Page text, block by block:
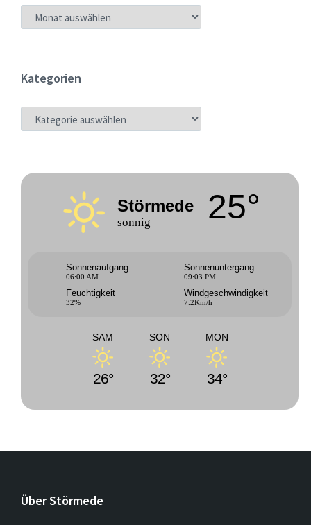
ARCHIV
Kategorien
KATEGORIEN
Störmede
sonnig 25°
Sonnenaufgang
06:00 AM
Sonnenuntergang
09:03 PM
Feuchtigkeit
32%
Windgeschwindigkeit
7.2Km/h
SAM
26°
SON
32°
MON
34°
Über Störmede